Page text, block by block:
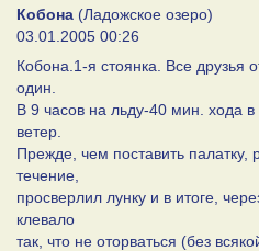
Кобона (Ладожское озеро)
03.01.2005 00:26
Кобона.1-я стоянка. Все друзья
один.
В 9 часов на льду-40 мин. хода
ветер.
Прежде, чем поставить палатку,
течение,
просверлил лунку и в итоге,
клевало
так, что не оторваться (без